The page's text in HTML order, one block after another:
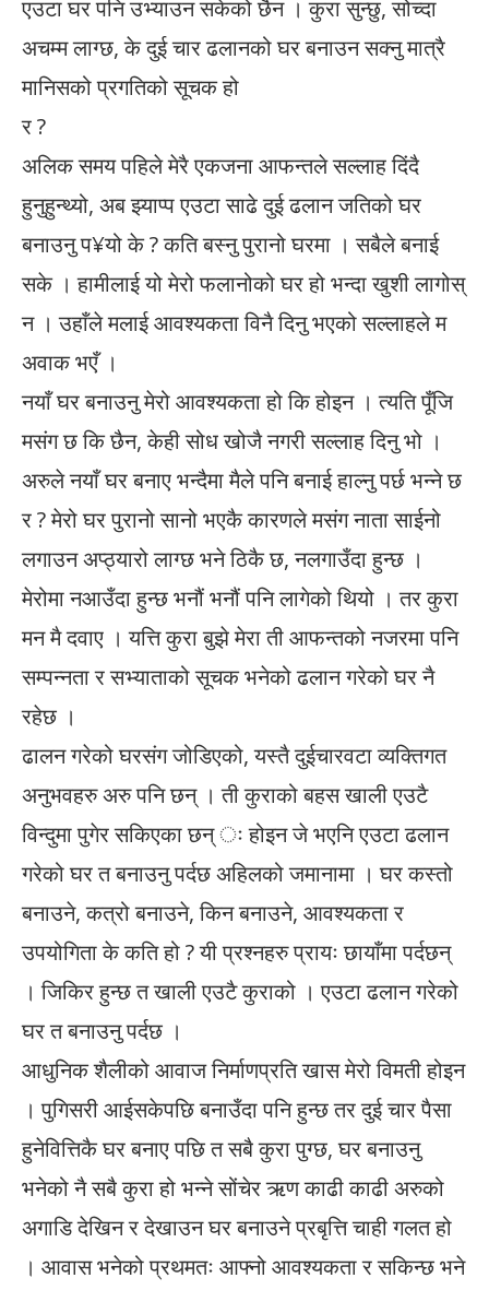
एउटा घर पनि उभ्याउन सकेको छैन । कुरा सुन्छु, सोच्दा
अचम्म लाग्छ, के दुई चार ढलानको घर बनाउन सक्नु मात्रै
मानिसको प्रगतिको सूचक हो
र ?
अलिक समय पहिले मेरै एकजना आफन्तले सल्लाह दिंदै
हुनुहुन्थ्यो, अब झ्याप्प एउटा साढे दुई ढलान जतिको घर
बनाउनु प¥यो के ? कति बस्नु पुरानो घरमा । सबैले बनाई
सके । हामीलाई यो मेरो फलानोको घर हो भन्दा खुशी लागोस्
न । उहाँले मलाई आवश्यकता विनै दिनु भएको सल्लाहले म
अवाक भएँ ।
नयाँ घर बनाउनु मेरो आवश्यकता हो कि होइन । त्यति पूँजि
मसंग छ कि छैन, केही सोध खोजै नगरी सल्लाह दिनु भो ।
अरुले नयाँ घर बनाए भन्दैमा मैले पनि बनाई हाल्नु पर्छ भन्ने छ
र ? मेरो घर पुरानो सानो भएकै कारणले मसंग नाता साईनो
लगाउन अप्ठ्यारो लाग्छ भने ठिकै छ, नलगाउँदा हुन्छ ।
मेरोमा नआउँदा हुन्छ भनौं भनौं पनि लागेको थियो । तर कुरा
मन मै दवाए । यत्ति कुरा बुझे मेरा ती आफन्तको नजरमा पनि
सम्पन्नता र सभ्याताको सूचक भनेको ढलान गरेको घर नै
रहेछ ।
ढालन गरेको घरसंग जोडिएको, यस्तै दुईचारवटा व्यक्तिगत
अनुभवहरु अरु पनि छन् । ती कुराको बहस खाली एउटै
विन्दुमा पुगेर सकिएका छन् ः होइन जे भएनि एउटा ढलान
गरेको घर त बनाउनु पर्दछ अहिलको जमानामा । घर कस्तो
बनाउने, कत्रो बनाउने, किन बनाउने, आवश्यकता र
उपयोगिता के कति हो ? यी प्रश्नहरु प्रायः छायाँमा पर्दछन्
। जिकिर हुन्छ त खाली एउटै कुराको । एउटा ढलान गरेको
घर त बनाउनु पर्दछ ।
आधुनिक शैलीको आवाज निर्माणप्रति खास मेरो विमती होइन
। पुगिसरी आईसकेपछि बनाउँदा पनि हुन्छ तर दुई चार पैसा
हुनेवित्तिकै घर बनाए पछि त सबै कुरा पुग्छ, घर बनाउनु
भनेको नै सबै कुरा हो भन्ने सोंचेर ऋण काढी काढी अरुको
अगाडि देखिन र देखाउन घर बनाउने प्रबृत्ति चाही गलत हो
। आवास भनेको प्रथमतः आफ्नो आवश्यकता र सकिन्छ भने